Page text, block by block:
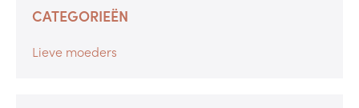
CATEGORIEËN
Lieve moeders